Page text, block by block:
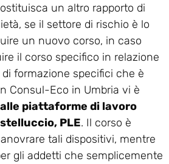
un altro rapporto di
se il settore di rischio è lo
un nuovo corso, in caso
il corso specifico in relazione
formazione specifici che è
Consul-Eco in Umbria vi è
piattaforme di lavoro
PLE. Il corso è
tali dispositivi, mentre
gli addetti che semplicemente